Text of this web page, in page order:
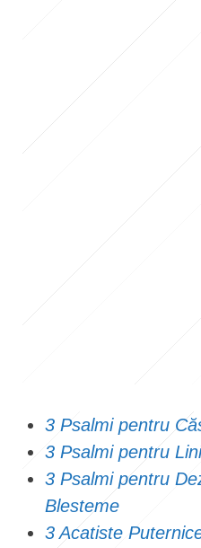
3 Psalmi pentru
3 Psalmi pentru
3 Psalmi pentru
Blesteme
3 Acatiste